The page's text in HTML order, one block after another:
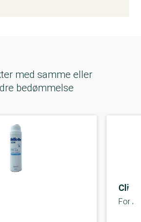
med samme eller
bedømmelse
For